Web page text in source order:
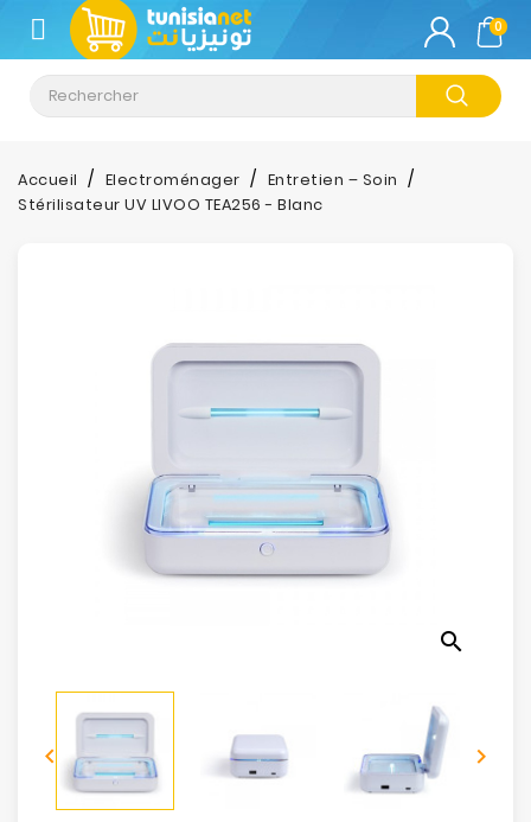
CATÉGORIE
Climatisation
Informatique
Sécurité
Mobilités
0
Accueil Electroménager
Entretien – Soin
Stérilisateur UV LIVOO TEA256 - Blanc
search
 